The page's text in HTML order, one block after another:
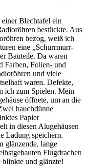
Blechtafel ein
bestückte. Aus
bezog, weiß ich
eine
Schurrmurr-
Bauteile. Da waren
Farben, Folien- und
und viele
waren. Defekte,
ich zum Spielen. Mein
öffnete, um an die
hauchdünne
Papier
in diesen Alugehäusen
Ladung speichern.
glänzende, lange
Flugdrachen
blinkte und glänzte!